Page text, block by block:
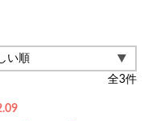
全3件